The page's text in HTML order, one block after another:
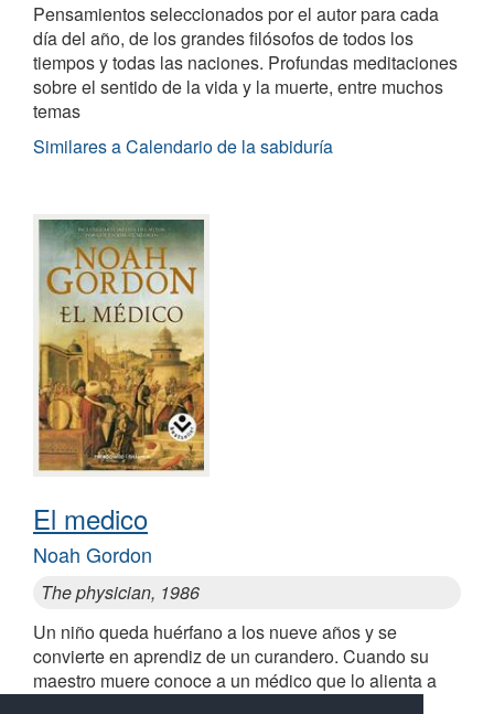
Pensamientos seleccionados por el autor para cada
día del año, de los grandes filósofos de todos los
tiempos y todas las naciones. Profundas meditaciones
sobre el sentido de la vida y la muerte, entre muchos
temas
Similares a Calendario de la sabiduría
El medico
Noah Gordon
The physician, 1986
Un niño queda huérfano a los nueve años y se
convierte en aprendiz de un curandero. Cuando su
maestro muere conoce a un médico que lo alienta a